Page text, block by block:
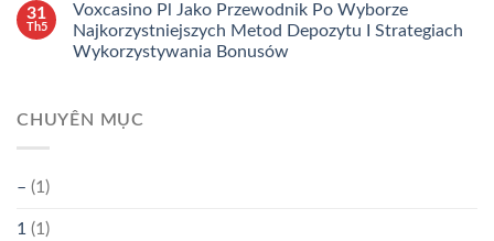
31
Th5
Voxcasino Pl Jako Przewodnik Po Wyborze
Najkorzystniejszych Metod Depozytu I Strategiach
Wykorzystywania Bonusów
CHUYÊN MỤC
– (1)
1 (1)